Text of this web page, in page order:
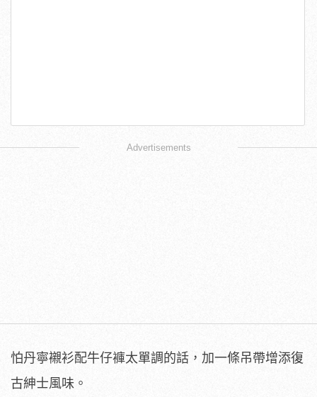
Advertisements
怕丹寧襯衫配牛仔褲太單調的話，加一條吊帶增添復
古紳士風味。